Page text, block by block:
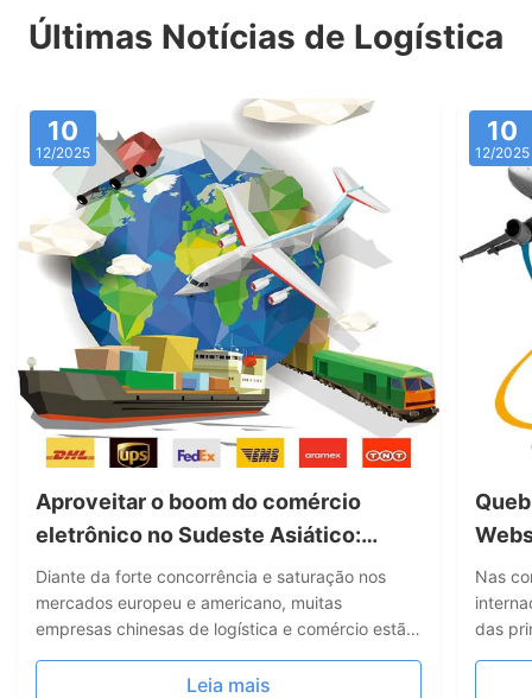
Últimas Notícias de Logística
10
12/2025
Aproveitar o boom do comércio
eletrônico no Sudeste Asiático:
fornecedores de logística ganham
com sites "hiper-alvo"
Diante da forte concorrência e saturação nos
mercados europeu e americano, muitas
empresas chinesas de logística e comércio estão
de alto crescimento do Sudeste Asiático. O
Leia mais
10
12/2025
Nas
das